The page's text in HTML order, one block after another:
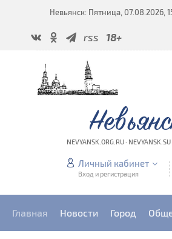
Невьянск: Пятница, 07.08.2026,
rss 18+
NEVYANSK.ORG.RU ·
Личный кабинет
Вход и регистрация
Главная Новости Город